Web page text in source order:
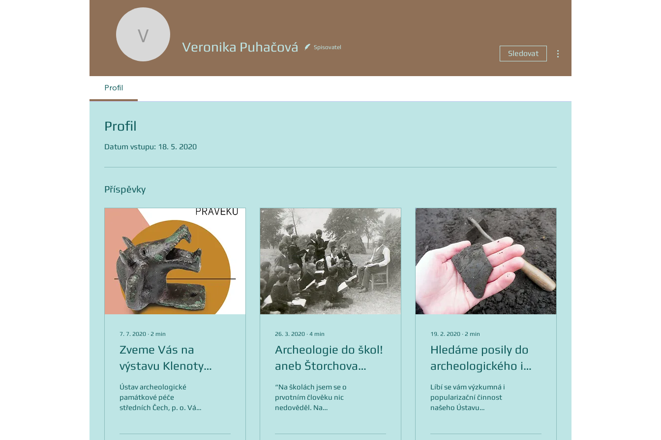
Veronika Puhačová
Veronika Puhačová Spisovatel
Sledovat
Profil
Profil
Datum vstupu: 18. 5. 2020
Příspěvky
7. 7. 2020 ∙ 2 min
Zveme Vás na
výstavu Klenoty
středočeského
pravěku
Ústav archeologické
památkové péče
středních Čech, p. o. Vás
26. 3. 2020 ∙ 4 min
Archeologie do škol!
aneb Štorchova
reformní výuka,
která se neujala
“Na školách jsem se o
prvotním člověku nic
nedověděl. Na
19. 2. 2020 ∙ 2 min
Hledáme posily do
archeologického i
edukačního týmu!
Líbí se vám výzkumná i
popularizační činnost
našeho Ústavu